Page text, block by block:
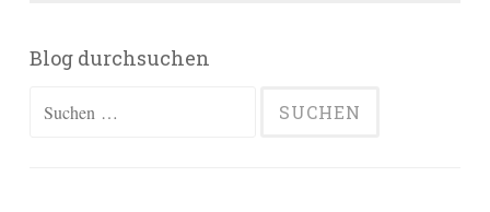
Blog durchsuchen
Suchen